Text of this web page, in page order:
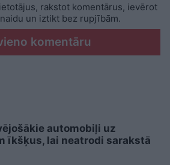
rakstot komentārus, ievērot
un iztikt bez rupjībām.
komentāru
automobiļi uz
īkšķus, lai neatrodi sarakstā